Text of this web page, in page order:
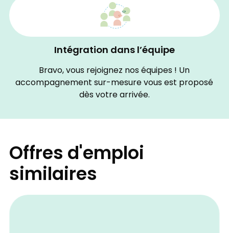
Intégration dans l’équipe
Bravo, vous rejoignez nos équipes ! Un
accompagnement sur-mesure vous est proposé
dès votre arrivée.
Offres d'emploi
similaires